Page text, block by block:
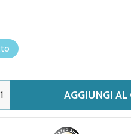
JOWAE - COFANETTO
DI JOWAE -
AGGIUNGI AL